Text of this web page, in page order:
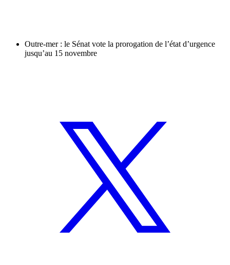
Outre-mer : le Sénat vote la prorogation de l’état d’urgence
jusqu’au 15 novembre